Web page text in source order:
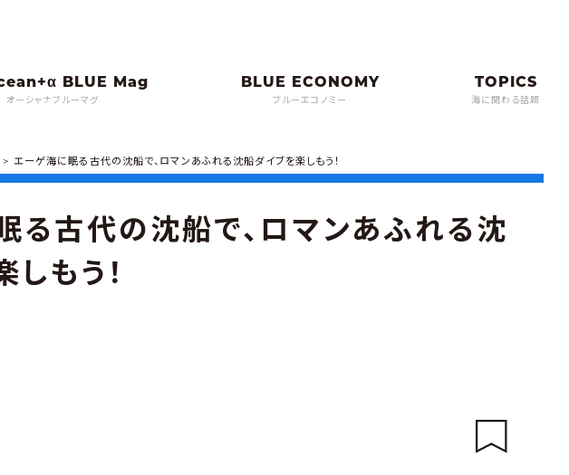
オーシャナブルーマグ ブルーエコノミー 海に関わる話題
> エーゲ海に眠る古代の沈船で、ロマンあふれる沈船ダイブを楽しもう！
る古代の沈船で、ロマンあふれる沈
もう！